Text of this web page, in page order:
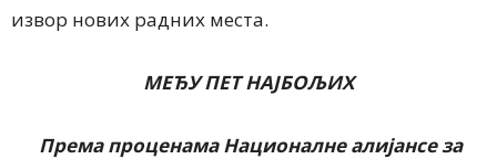
извор нових радних места.
МЕЂУ ПЕТ НАЈБОЉИХ
Према проценама Националне алијансе за